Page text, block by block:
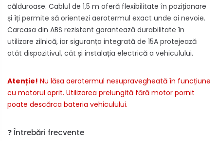
călduroase. Cablul de 1,5 m oferă flexibilitate în poziționare
și îți permite să orientezi aerotermul exact unde ai nevoie.
Carcasa din ABS rezistent garantează durabilitate în
utilizare zilnică, iar siguranța integrată de 15A protejează
atât dispozitivul, cât și instalația electrică a vehiculului.
Atenție! Nu lăsa aerotermul nesupravegheată în funcțiune
cu motorul oprit. Utilizarea prelungită fără motor pornit
poate descărca bateria vehiculului.
❓ Întrebări frecvente